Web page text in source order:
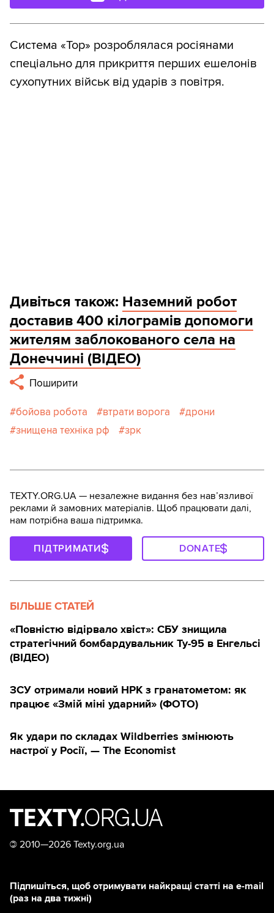
Система «Тор» розроблялася росіянами
спеціально для прикриття перших ешелонів
сухопутних військ від ударів з повітря.
Дивіться також: Наземний робот
доставив 400 кілограмів допомоги
жителям заблокованого села на
Донеччині (ВІДЕО)
Поширити
бойова робота втрати ворога
дрони
знищена техніка рф
зрк
TEXTY.ORG.UA — незалежне видання без навʼязливої
реклами й замовних матеріалів. Щоб працювати далі,
нам потрібна ваша підтримка.
ПІДТРИМАТИ DONATE
БІЛЬШЕ СТАТЕЙ
«Повністю відірвало хвіст»: СБУ знищила
стратегічний бомбардувальник Ту-95 в Енгельсі
(ВІДЕО)
ЗСУ отримали новий НРК з гранатометом: як
працює «Змій міні ударний» (ФОТО)
Як удари по складах Wildberries змінюють
настрої у Росії, — The Economist
© 2010—2026 Texty.org.ua
Підпишіться, щоб отримувати найкращі статті на e-mail
(раз на два тижні)